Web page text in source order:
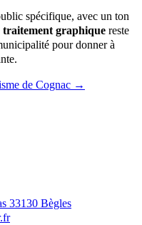
spécifique, avec un ton
traitement graphique reste
pour donner à
de Cognac →
33130 Bègles